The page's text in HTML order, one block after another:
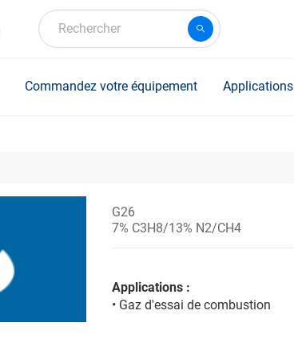
Rechercher
Commandez votre équipement Applications
G26
7% C3H8/13% N2/CH4
Applications :
• Gaz d'essai de combustion